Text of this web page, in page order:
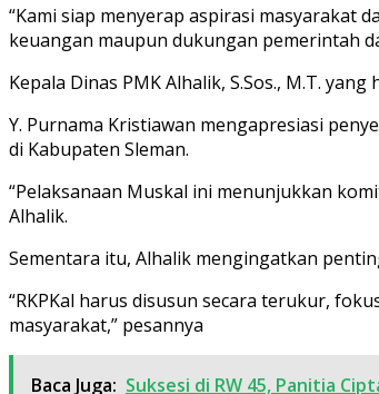
“Kami siap menyerap aspirasi masyarakat
keuangan maupun dukungan pemerintah
Kepala Dinas PMK Alhalik, S.Sos., M.T.
Y. Purnama Kristiawan mengapresiasi
di Kabupaten Sleman.
“Pelaksanaan Muskal ini menunjukkan
Alhalik.
Sementara itu, Alhalik mengingatkan
“RKPKal harus disusun secara terukur,
masyarakat,” pesannya
Baca Juga: Suksesi di RW 45, Panitia